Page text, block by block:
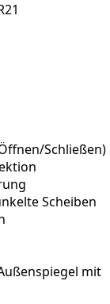
Schließen)
Scheiben
mit